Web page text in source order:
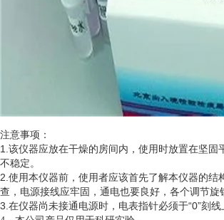
注意事项：
1.该仪器应放在干燥的房间内，使用时放置在坚
不稳定。
2.使用本仪器前，使用者应该首先了解本仪器的
查，电源接线应牢固，通电也要良好，各个调节
3.在仪器尚未接通电源时，电表指针必须于“0”刻